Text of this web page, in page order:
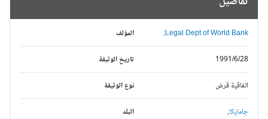
المؤلف Legal Dept of World Bank;
تاريخ الوثيقة 1991/6/28
نوع الوثيقة اتفاقية قرض
البلد جامايكا,